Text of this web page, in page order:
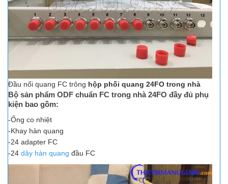
Đầu nối quang FC trông hộp phối quang 24FO trong nhà
Bộ sản phẩm ODF chuẩn FC trong nhà 24FO đầy đủ phụ
kiện bao gồm:
-Ống co nhiệt
-Khay hàn quang
-24 adapter FC
-24 dây hàn quang đầu FC